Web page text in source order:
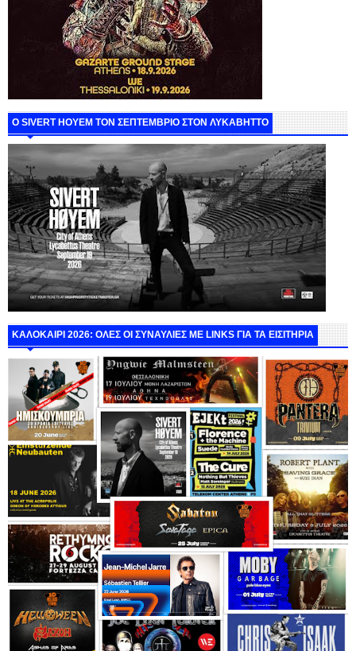
Ο SIVERT HOYEM ΤΟΝ ΣΕΠΤΕΜΒΡΙΟ ΣΤΟΝ ΛΥΚΑΒΗΤΤΟ
ΚΑΛΟΚΑΙΡΙ 2026: ΟΛΕΣ ΟΙ ΣΥΝΑΥΛΙΕΣ ΜΕ LINKS ΓΙΑ ΤΑ ΕΙΣΙΤΗΡΙΑ